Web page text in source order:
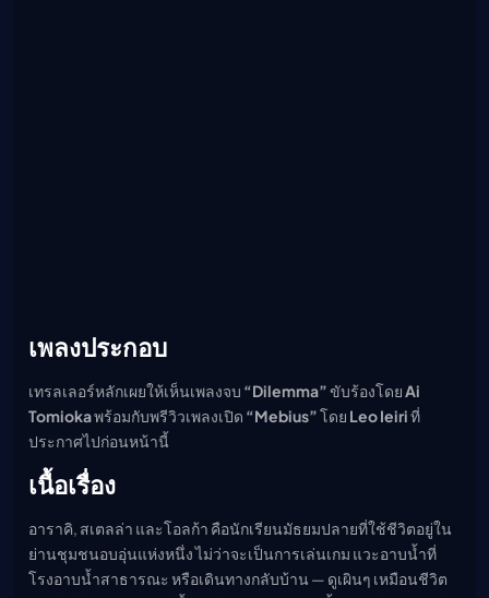
เพลงประกอบ
เทรลเลอร์หลักเผยให้เห็นเพลงจบ “Dilemma”ขับร้องโดยAi
Tomiokaพร้อมกับพรีวิวเพลงเปิด “Mebius”โดย Leo Ieiriที่
ประกาศไปก่อนหน้านี้
เนื้อเรื่อง
อาราคิ, สเตลล่า และโอลก้า คือนักเรียนมัธยมปลายที่ใช้ชีวิตอยู่ใน
ย่านชุมชนอบอุ่นแห่งหนึ่ง ไม่ว่าจะเป็นการเล่นเกม แวะอาบน้ำที่
โรงอาบน้ำสาธารณะ หรือเดินทางกลับบ้าน — ดูเผินๆ เหมือนชีวิต